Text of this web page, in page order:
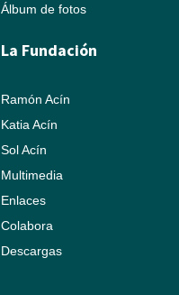
Álbum de fotos
La Fundación
Ramón Acín
Katia Acín
Sol Acín
Multimedia
Enlaces
Colabora
Descargas